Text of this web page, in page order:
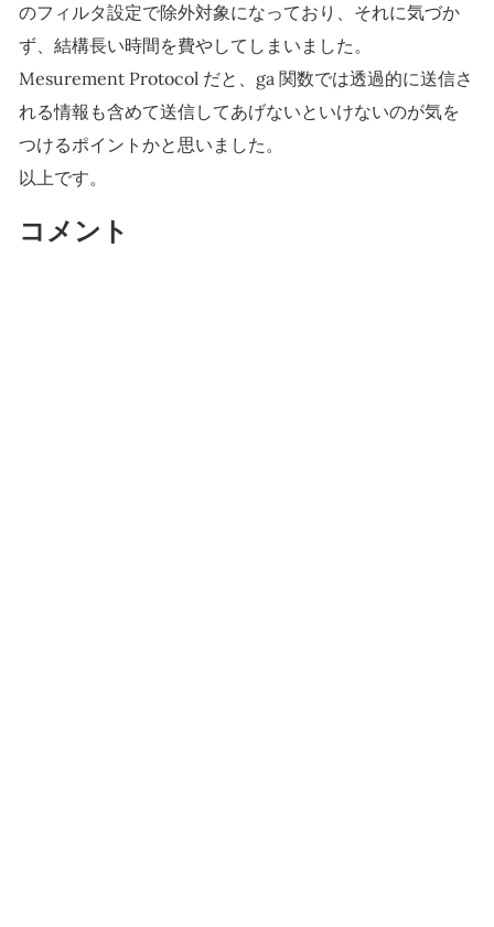
のフィルタ設定で除外対象になっており、それに気づか
ず、結構長い時間を費やしてしまいました。
Mesurement Protocol だと、ga 関数では透過的に送信さ
れる情報も含めて送信してあげないといけないのが気を
つけるポイントかと思いました。
以上です。
コメント